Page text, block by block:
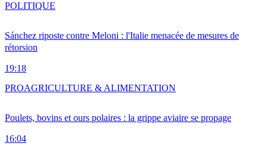
Sánchez riposte contre Meloni : l'Italie menacée de mesures de
rétorsion
19:18
POLITIQUE
Poulets, bovins et ours polaires : la grippe aviaire se propage
16:04
PROAGRICULTURE & ALIMENTATION